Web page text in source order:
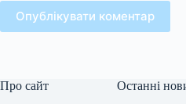
Опублікувати коментар
Про сайт Останні